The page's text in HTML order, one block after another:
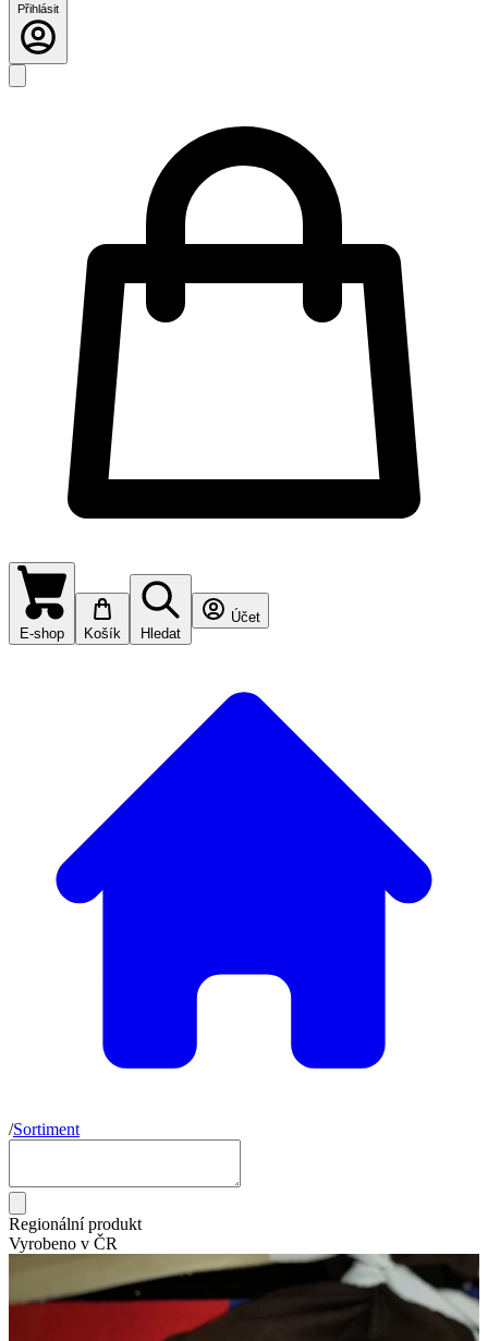
Přihlásit
E-shop Košík Hledat
Účet
/Sortiment
Regionální produkt
Vyrobeno v ČR